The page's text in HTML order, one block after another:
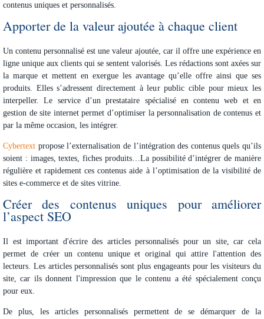
contenus uniques et personnalisés.
Apporter de la valeur ajoutée à chaque client
Un contenu personnalisé est une valeur ajoutée, car il offre une expérience en
ligne unique aux clients qui se sentent valorisés. Les rédactions sont axées sur
la marque et mettent en exergue les avantage qu’elle offre ainsi que ses
produits. Elles s’adressent directement à leurpublic ciblepour mieux les
interpeller. Le service d’un prestataire spécialisé en contenu web et en
gestion de site internet permet d’optimiser la personnalisation de contenus et
par la même occasion, les intégrer.
Cybertext propose l’externalisation de l’intégration des contenus quels qu’ils
soient : images, textes, fiches produits…La possibilité d’intégrer de manière
régulière et rapidement ces contenus aide à l’optimisation de la visibilité de
sites e-commerce et de sites vitrine.
Créer des contenus uniques pour améliorer
l’aspect SEO
Il est important d'écrire des articles personnalisés pour un site, car cela
permet de créer un contenu unique et original qui attire l'attention des
lecteurs. Les articles personnalisés sont plus engageants pour les visiteurs du
site, car ils donnent l'impression que le contenu a été spécialement conçu
pour eux.
De plus, les articles personnaliséspermettent de se démarquer de la